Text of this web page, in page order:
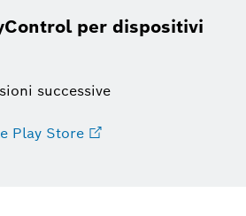
per dispositivi
successive
Play Store